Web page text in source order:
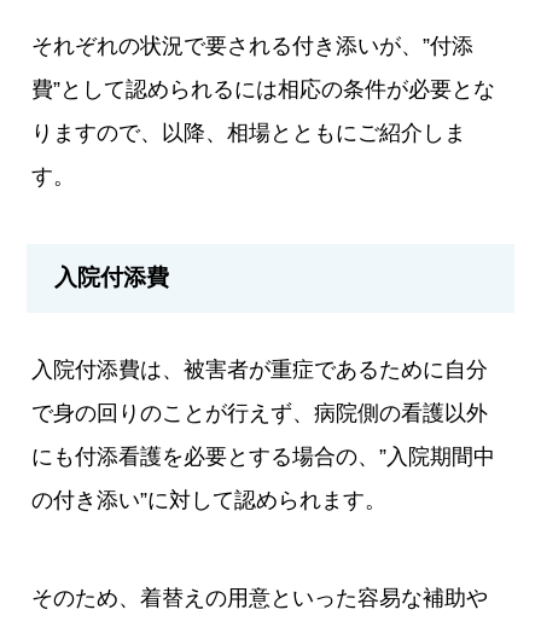
それぞれの状況で要される付き添いが、”付添
費”として認められるには相応の条件が必要とな
りますので、以降、相場とともにご紹介しま
す。
入院付添費
入院付添費は、被害者が重症であるために自分
で身の回りのことが行えず、病院側の看護以外
にも付添看護を必要とする場合の、”入院期間中
の付き添い”に対して認められます。
そのため、着替えの用意といった容易な補助や